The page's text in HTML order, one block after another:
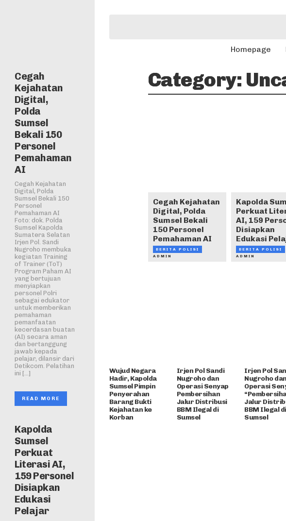
Homepage
Cegah
Kejahatan
Digital,
Polda
Sumsel
Bekali 150
Personel
Pemahaman
AI
Cegah Kejahatan
Digital, Polda
Sumsel Bekali 150
Personel
Pemahaman AI
Foto: dok. Polda
Sumsel Kapolda
Sumatera Selatan
Irjen Pol. Sandi
Nugroho membuka
kegiatan Training
of Trainer (ToT)
Program Paham AI
yang bertujuan
menyiapkan
personel Polri
sebagai edukator
untuk memberikan
pemahaman
pemanfaatan
kecerdasan buatan
(AI) secara aman
dan bertanggung
jawab kepada
pelajar, dilansir dari
Detikcom. Pelatihan
ini […]
READ MORE
Kapolda
Sumsel
Perkuat
Literasi AI,
159 Personel
Disiapkan
Edukasi
Pelajar
Category:
Cegah Kejahatan
Digital, Polda
Sumsel Bekali
150 Personel
Pemahaman AI
BERITA POLISI
ADMIN
Kapolda
Perkuat
AI, 159
Disiapkan
Edukasi
BERITA POLISI
ADMIN
Wujud Negara
Hadir, Kapolda
Sumsel Pimpin
Penyerahan
Barang Bukti
Kejahatan ke
Korban
Irjen Pol Sandi
Nugroho dan
Operasi Senyap
Pembersihan
Jalur Distribusi
BBM Ilegal di
Sumsel
Irjen Pol
Nugroho dan
Operasi
Jalur
BBM Ilegal di
Sumsel